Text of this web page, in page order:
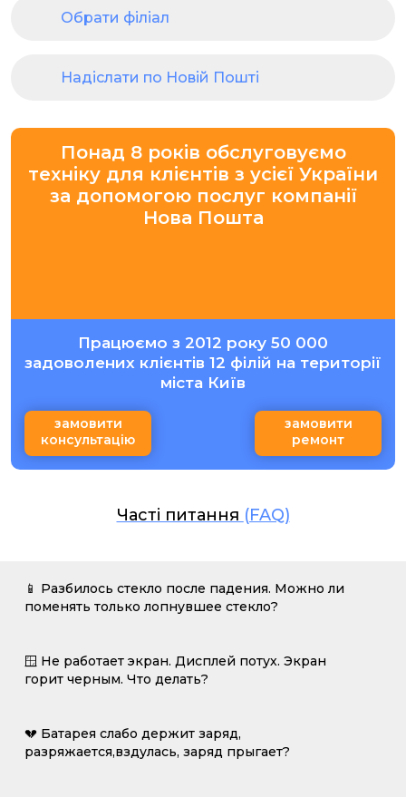
Обрати філіал
Надіслати по Новій Пошті
Понад 8 років обслуговуємо
техніку для клієнтів з усієї України
за допомогою послуг компанії
Нова Пошта
Працюємо з 2012 року 50 000
задоволених клієнтів 12 філій на території
міста Київ
замовити
консультацію
замовити
ремонт
Часті питання (FAQ)
📱 Разбилось стекло после падения. Можно ли
поменять только лопнувшее стекло?
🪟 Не работает экран. Дисплей потух. Экран
горит черным. Что делать?
💔 Батарея слабо держит заряд,
разряжается,вздулась, заряд прыгает?